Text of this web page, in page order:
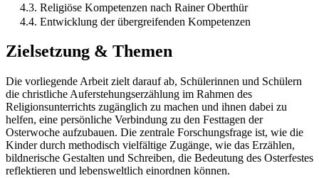
4.3. Religiöse Kompetenzen nach Rainer Oberthür
4.4. Entwicklung der übergreifenden Kompetenzen
Zielsetzung & Themen
Die vorliegende Arbeit zielt darauf ab, Schülerinnen und Schülern
die christliche Auferstehungserzählung im Rahmen des
Religionsunterrichts zugänglich zu machen und ihnen dabei zu
helfen, eine persönliche Verbindung zu den Festtagen der
Osterwoche aufzubauen. Die zentrale Forschungsfrage ist, wie die
Kinder durch methodisch vielfältige Zugänge, wie das Erzählen,
bildnerische Gestalten und Schreiben, die Bedeutung des Osterfestes
reflektieren und lebensweltlich einordnen können.